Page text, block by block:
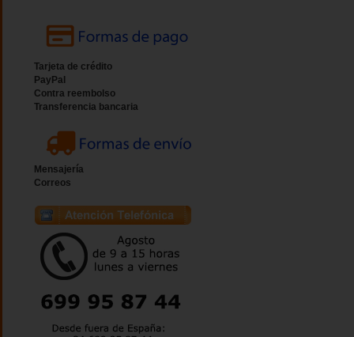
Tarjeta de crédito
PayPal
Contra reembolso
Transferencia bancaria
Mensajería
Correos